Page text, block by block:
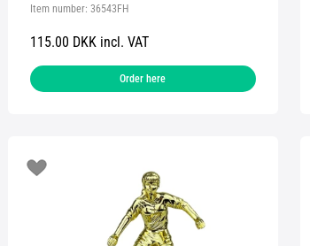
Item number: 36543FH
115.00 DKK incl. VAT
Order here